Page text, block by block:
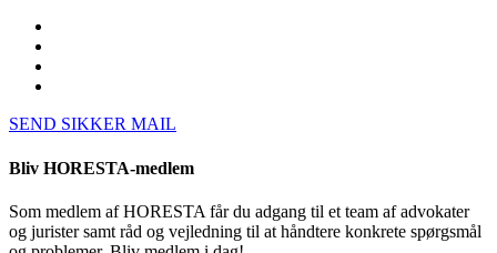
SEND SIKKER MAIL
Bliv HORESTA-medlem
Som medlem af HORESTA får du adgang til et team af advokater
og jurister samt råd og vejledning til at håndtere konkrete spørgsmål